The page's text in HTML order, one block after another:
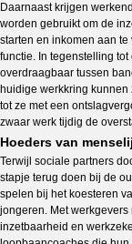
Daarnaast krijgen
worden gebruikt om de
starten en inkomen aan
functie. In tegenstelling
overdraagbaar tussen
huidige werkkring
tot ze met een
zwaar werk tijdig de
Hoeders van
Terwijl sociale partners
stapje terug doen bij de
spelen bij het koesteren
jongeren. Met
inzetbaarheid en